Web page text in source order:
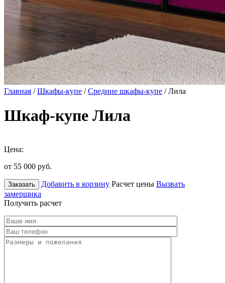
Главная /Шкафы-купе /Средние шкафы-купе / Лила
Шкаф-купе Лила
Цена:
от 55 000 руб.
Заказать Добавить в корзину Расчет цены Вызвать
замерщика
Получить расчет